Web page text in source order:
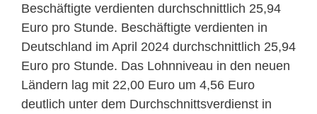
Beschäftigte verdienten durchschnittlich 25,94
Euro pro Stunde. Beschäftigte verdienten in
Deutschland im April 2024 durchschnittlich 25,94
Euro pro Stunde. Das Lohnniveau in den neuen
Ländern lag mit 22,00 Euro um 4,56 Euro
deutlich unter dem Durchschnittsverdienst in